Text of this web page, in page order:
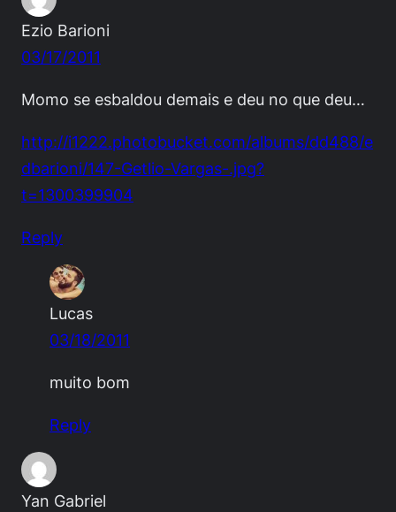
Ezio Barioni
03/17/2011
Momo se esbaldou demais e deu no que deu…
http://i1222.photobucket.com/albums/dd488/e
dbarioni/147-Getlio-Vargas-.jpg?
t=1300399904
Reply
Lucas
03/18/2011
muito bom
Reply
Yan Gabriel